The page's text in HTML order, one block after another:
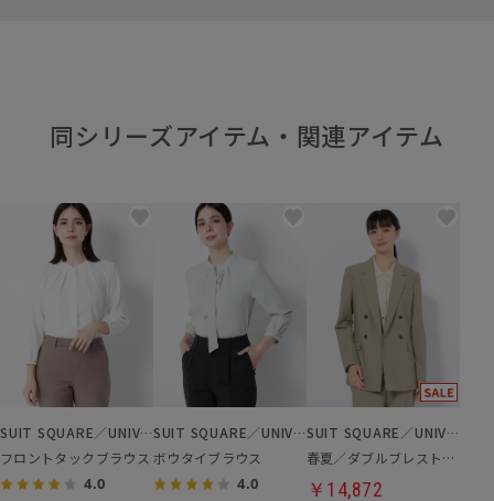
同シリーズアイテム・関連アイテム
SUIT SQUARE／UNIVERSAL LANGUAGE／WHITE
フロントタックブラウス
4.0
SUIT SQUARE／UNIVERSAL LANGUAGE／WHITE
ボウタイブラウス
4.0
SUIT SQUARE／UNIVERSAL LANGUAGE／WHITE
春夏／ダブルブレストジャケット
￥14,872